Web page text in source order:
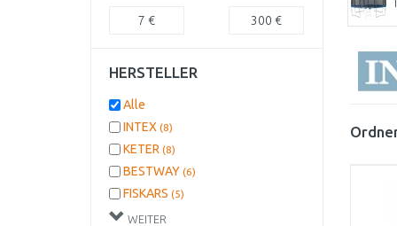
7 € 300 €
HERSTELLER
WEITER
Alle
INTEX (8)
KETER (8)
BESTWAY (6)
FISKARS (5)
G21(4)